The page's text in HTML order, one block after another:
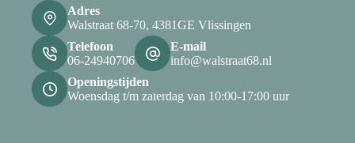
Adres
Walstraat 68-70, 4381GE Vlissingen
Telefoon
06-24940706
E-mail
info@walstraat68.nl
Openingstijden
Woensdag t/m zaterdag van 10:00-17:00 uur